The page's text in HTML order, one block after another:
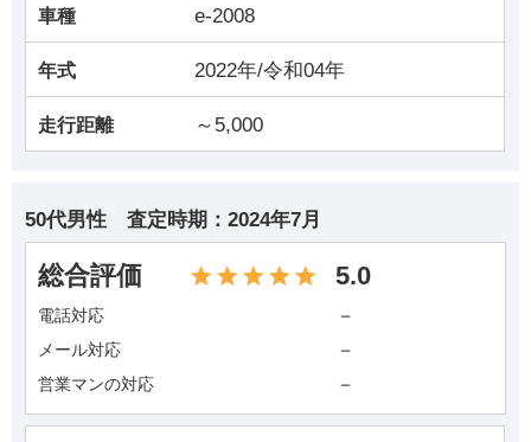
車種 e-2008
年式 2022年/令和04年
走行距離 ～5,000
50代男性 査定時期： 2024年7月
総合評価 5.0
電話対応 －
メール対応 －
営業マンの対応 －